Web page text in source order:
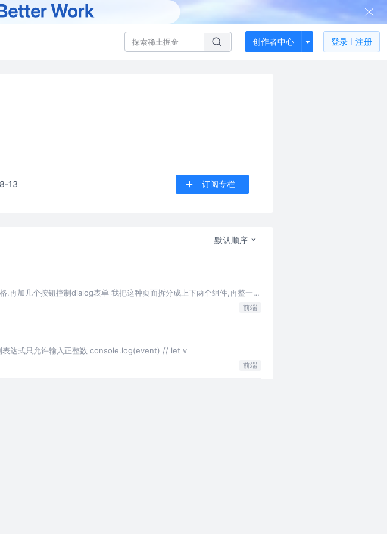
创作者中心 登录 注册
13 订阅专栏
默认顺序
再加几个按钮控制dialog表单 我把这种页面拆分成上下两个组件,再整一个
前端
达式只允许输入正整数 console.log(event) // let v
前端